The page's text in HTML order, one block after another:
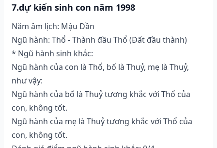
7.dự kiến sinh con năm 1998
Năm âm lịch: Mậu Dần
Ngũ hành: Thổ - Thành đầu Thổ (Ðất đầu thành)
* Ngũ hành sinh khắc:
Ngũ hành của con là Thổ, bố là Thuỷ, mẹ là Thuỷ,
như vậy:
Ngũ hành của bố là Thuỷ tương khắc với Thổ của
con, không tốt.
Ngũ hành của mẹ là Thuỷ tương khắc với Thổ của
con, không tốt.